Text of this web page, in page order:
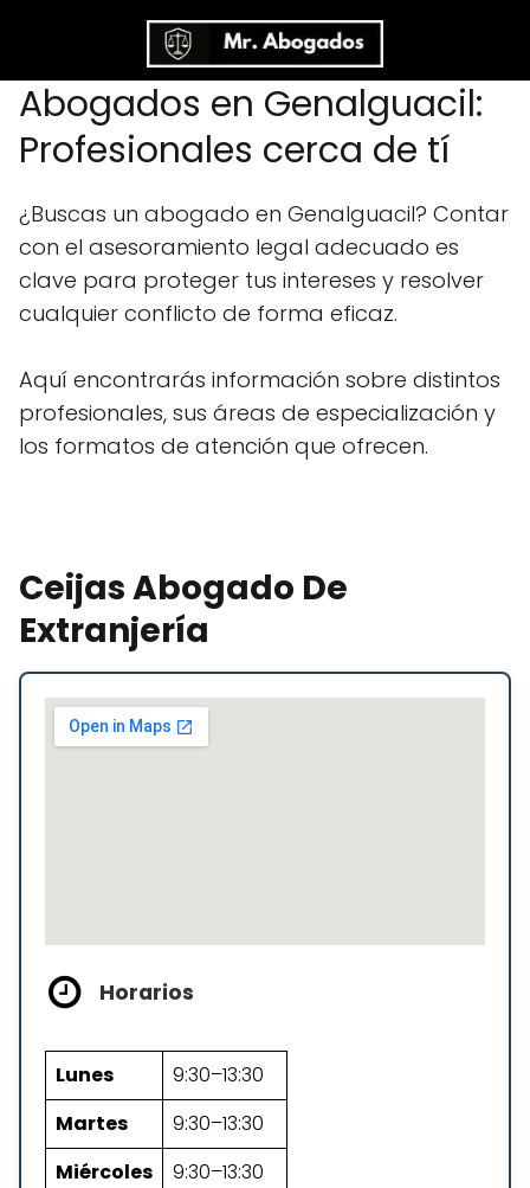
Abogados en Genalguacil:
Profesionales cerca de tí
¿Buscas un abogado en Genalguacil? Contar
con el asesoramiento legal adecuado es
clave para proteger tus intereses y resolver
cualquier conflicto de forma eficaz.
Aquí encontrarás información sobre distintos
profesionales, sus áreas de especialización y
los formatos de atención que ofrecen.
Ceijas Abogado De
Extranjería
Horarios
Lunes
9:30–13:30
Martes
9:30–13:30
Miércoles
9:30–13:30